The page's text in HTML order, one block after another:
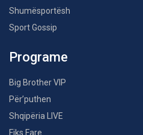
Shumësportësh
Sport Gossip
Programe
Big Brother VIP
Për’puthen
Shqipëria LIVE
Fiks Fare